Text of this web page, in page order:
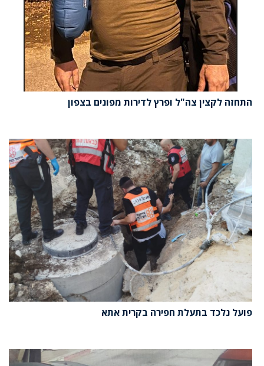
התחזה לקצין צה"ל ופרץ לדירות מפונים בצפון
פועל נלכד בתעלת חפירה בקרית אתא